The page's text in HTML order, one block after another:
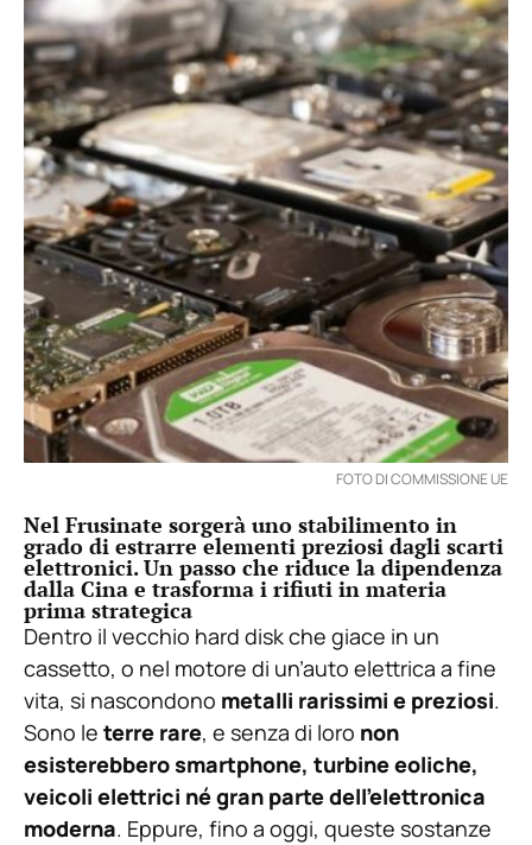
FOTO DI COMMISSIONE UE
Nel Frusinate sorgerà uno stabilimento in
grado di estrarre elementi preziosi dagli scarti
elettronici. Un passo che riduce la dipendenza
dalla Cina e trasforma i rifiuti in materia
prima strategica
Dentro il vecchio hard disk che giace in un
cassetto, o nel motore di un’auto elettrica a fine
vita, si nascondono metalli rarissimi e preziosi.
Sono le terre rare, e senza di loro non
esisterebbero smartphone, turbine eoliche,
veicoli elettrici né gran parte dell’elettronica
moderna. Eppure, fino a oggi, queste sostanze